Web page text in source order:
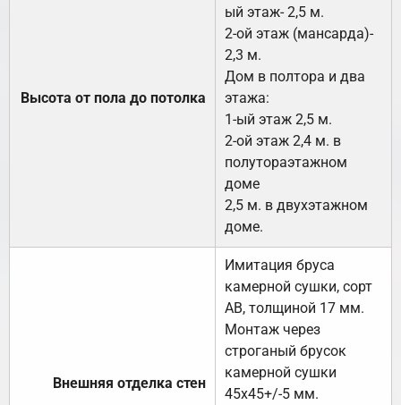
Высота от пола до потолка
ый этаж- 2,5 м.
2-ой этаж (мансарда)-
2,3 м.
Дом в полтора и два
этажа:
1-ый этаж 2,5 м.
2-ой этаж 2,4 м. в
полутораэтажном
доме
2,5 м. в двухэтажном
доме.
Внешняя отделка стен
Имитация бруса
камерной сушки, сорт
АВ, толщиной 17 мм.
Монтаж через
строганый брусок
камерной сушки
45х45+/-5 мм.